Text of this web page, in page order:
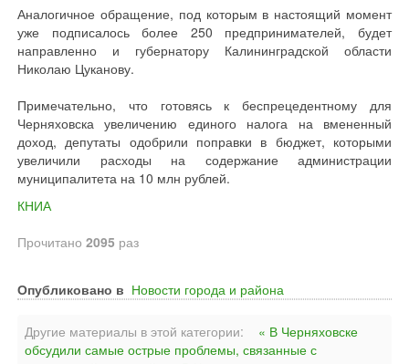
Аналогичное обращение, под которым в настоящий момент
уже подписалось более 250 предпринимателей, будет
направленно и губернатору Калининградской области
Николаю Цуканову.
Примечательно, что готовясь к беспрецедентному для
Черняховска увеличению единого налога на вмененный
доход, депутаты одобрили поправки в бюджет, которыми
увеличили расходы на содержание администрации
муниципалитета на 10 млн рублей.
КНИА
Прочитано 2095 раз
Опубликовано в Новости города и района
Другие материалы в этой категории:
« В Черняховске
обсудили самые острые проблемы, связанные с